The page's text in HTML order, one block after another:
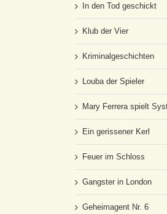
In den Tod geschickt
Klub der Vier
Kriminalgeschichten
Louba der Spieler
Mary Ferrera spielt
Ein gerissener Kerl
Feuer im Schloss
Gangster in London
Geheimagent Nr. 6